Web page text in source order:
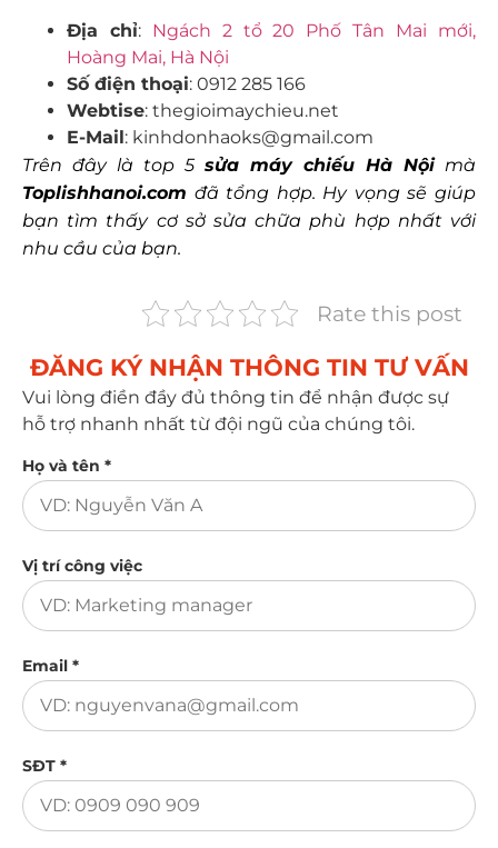
Địa chỉ: Ngách 2 tổ 20 Phố Tân Mai mới,
Hoàng Mai, Hà Nội
Số điện thoại: 0912 285 166
Webtise: thegioimaychieu.net
E-Mail: kinhdonhaoks@gmail.com
Trên đây là top 5 sửa máy chiếu Hà Nộimà
Toplishhanoi.com đã tổng hợp. Hy vọng sẽ giúp
bạn tìm thấy cơ sở sửa chữa phù hợp nhất với
nhu cầu của bạn.
Rate this post
ĐĂNG KÝ NHẬN THÔNG TIN TƯ VẤN​
Vui lòng điền đầy đủ thông tin để nhận được sự
hỗ trợ nhanh nhất từ đội ngũ của chúng tôi.
Họ và tên *
Vị trí công việc
Email *
SĐT *